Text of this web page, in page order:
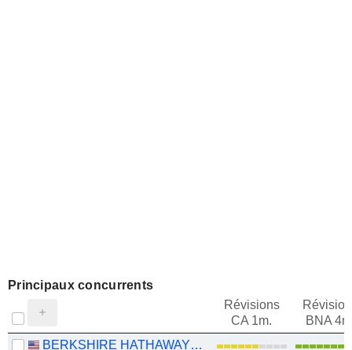
Principaux concurrents
Révisions
CA 1m.
BNA
BERKSHIRE HATHAWAY INC.